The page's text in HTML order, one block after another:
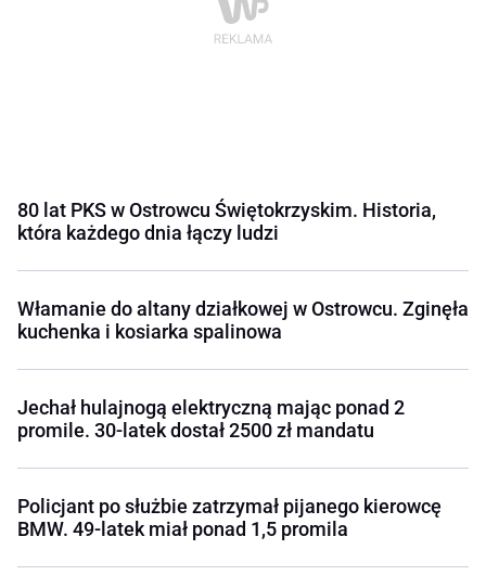
80 lat PKS w Ostrowcu Świętokrzyskim. Historia,
która każdego dnia łączy ludzi
Włamanie do altany działkowej w Ostrowcu. Zginęła
kuchenka i kosiarka spalinowa
Jechał hulajnogą elektryczną mając ponad 2
promile. 30-latek dostał 2500 zł mandatu
Policjant po służbie zatrzymał pijanego kierowcę
BMW. 49-latek miał ponad 1,5 promila